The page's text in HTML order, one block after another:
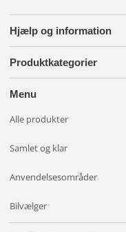
Hjælp og information
Produktkategorier
Menu
Alle produkter
Samlet og klar
Anvendelsesområder
Bilvælger